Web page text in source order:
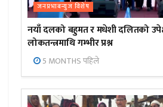
जनप्रभाबन्युज विशेष
नयाँ दलको बहुमत र मधेशी दलितको
लोकतन्त्रमाथि गम्भीर प्रश्न
5 MONTHS पहिले